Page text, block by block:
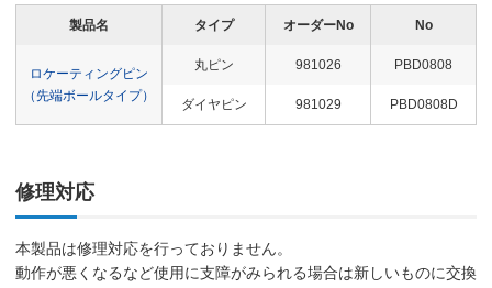
製品名 タイプ オーダーNo No
ロケーティングピン
（先端ボールタイプ）
丸ピン 981026 PBD0808
ダイヤピン 981029 PBD0808D
修理対応
本製品は修理対応を行っておりません。
動作が悪くなるなど使用に支障がみられる場合は新しいものに交換